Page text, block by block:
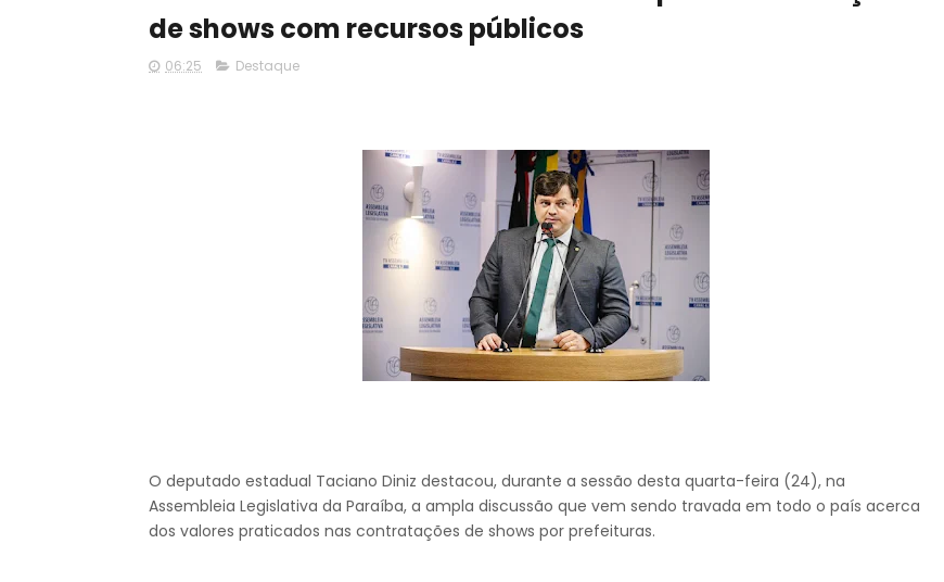
de shows com recursos públicos
06:25 Destaque
O deputado estadual Taciano Diniz destacou, durante a sessão desta quarta-feira (24), na
Assembleia Legislativa da Paraíba, a ampla discussão que vem sendo travada em todo o país acerca
dos valores praticados nas contratações de shows por prefeituras.